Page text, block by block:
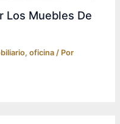
Los Muebles De
,oficina / Por